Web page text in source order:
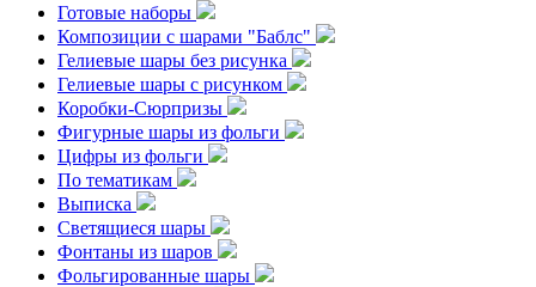
Готовые наборы
Композиции с шарами "Баблс"
Гелиевые шары без рисунка
Гелиевые шары с рисунком
Коробки-Сюрпризы
Фигурные шары из фольги
Цифры из фольги
По тематикам
Выписка
Светящиеся шары
Фонтаны из шаров
Фольгированные шары